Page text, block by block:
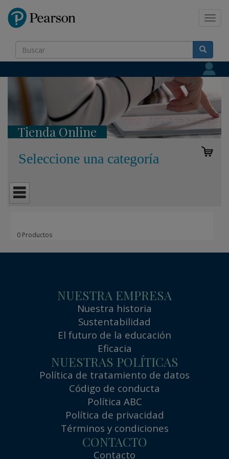
Tienda Online
Seleccione una categoría
0 Productos
NUESTRA EMPRESA
Nuestra historia
Sustentabilidad
El futuro de la educación
Eficacia
NUESTRAS POLÍTICAS
Política de tratamiento de datos
Código de conducta
Política ABC
Política de privacidad
Términos y condiciones
CONTACTO
Contacto